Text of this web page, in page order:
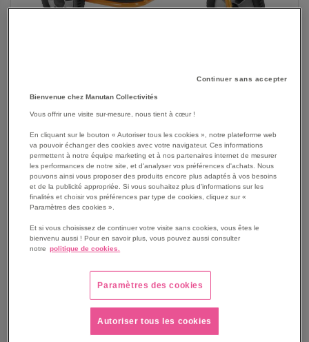
SKIP
BEGINNING
IMAGES
Les avantages
Conforme aux normes de sécurité.
Conception aux formes arrondies sans bords tranchants
évitant tous risques de blessures.
Continuer sans accepter
Bienvenue chez Manutan Collectivités
Vous offrir une visite sur-mesure, nous tient à cœur !
En cliquant sur le bouton « Autoriser tous les cookies », notre plateforme web
va pouvoir échanger des cookies avec votre navigateur. Ces informations
permettent à notre équipe marketing et à nos partenaires internet de mesurer
les performances de notre site, et d'analyser vos préférences d'achats. Nous
pouvons ainsi vous proposer des produits encore plus adaptés à vos besoins
et de la publicité appropriée. Si vous souhaitez plus d'informations sur les
finalités et choisir vos préférences par type de cookies, cliquez sur «
Paramètres des cookies ».
Et si vous choisissez de continuer votre visite sans cookies, vous êtes le
bienvenu aussi ! Pour en savoir plus, vous pouvez aussi consulter
notre politique de cookies.
Paramètres des cookies
Autoriser tous les cookies